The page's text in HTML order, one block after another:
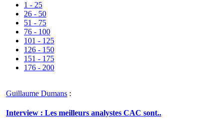
1 - 25
26 - 50
51 - 75
76 - 100
101 - 125
126 - 150
151 - 175
176 - 200
Guillaume Dumans :
Interview : Les meilleurs analystes CAC sont..